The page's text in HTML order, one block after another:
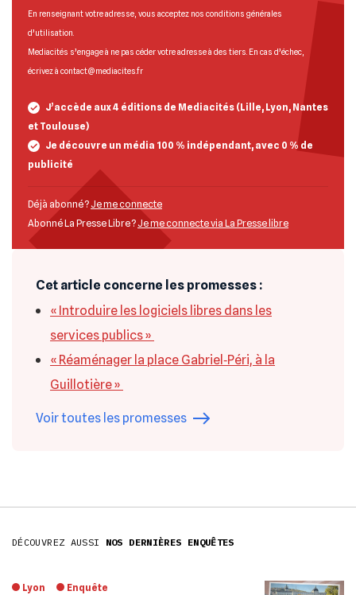
En renseignant votre adresse, vous acceptez nos conditions générales
d’utilisation
Mediacités s’engage à ne pas céder votre adresse à des tiers. En cas d’échec,
écrivez à contact@mediacites.fr
J’accède aux 4 éditions de Mediacités (Lille, Lyon, Nantes
et Toulouse)
Je découvre un média 100 % indépendant, avec 0 % de
publicité
Déjà abonné ? Je me connecte
Abonné La Presse Libre ? Je me connecte via La Presse libre
Cet article concerne les promesses :
« Introduire les logiciels libres dans les
services publics »
« Réaménager la place Gabriel‐Péri, à la
Guillotière »
Voir toutes les promesses
DÉCOUVREZ AUSSI NOS DERNIÈRES ENQUÊTES
Lyon Enquête